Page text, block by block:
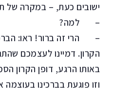
ישובים כעת, – במקרה של
– למה?
– הרי זה ברור! ראו:
הקרון. דמיינו לעצמכם
באותו הרגע, דופן הקרון
וזו פוגעת בברכינו בעוצמה